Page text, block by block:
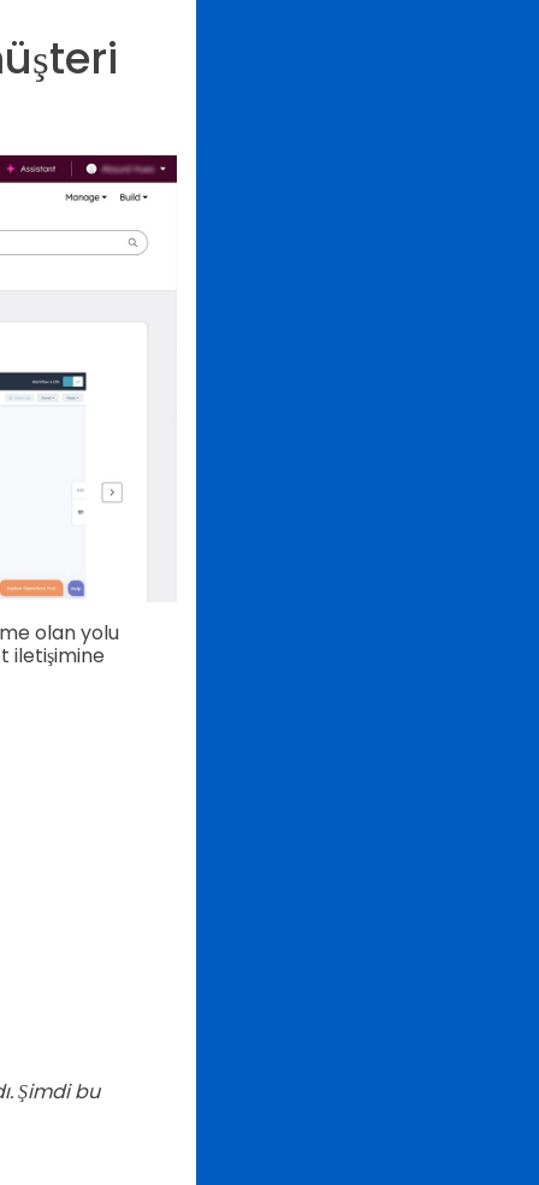
olan yolu
iletişimine
Şimdi bu